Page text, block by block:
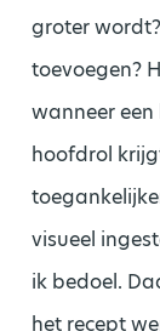
groter
toevoegen?
wanneer
hoofdrol
visueel
ik bedoel.
het recept